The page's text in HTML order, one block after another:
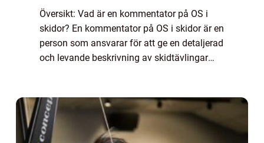
Översikt: Vad är en kommentator på OS i
skidor? En kommentator på OS i skidor är en
person som ansvarar för att ge en detaljerad
och levande beskrivning av skidtävlingar